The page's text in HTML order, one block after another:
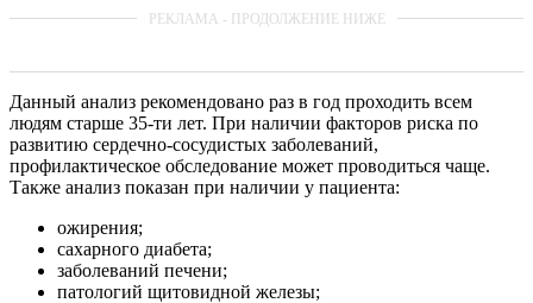
Данный анализ рекомендовано раз в год проходить всем
людям старше 35-ти лет. При наличии факторов риска по
развитию сердечно-сосудистых заболеваний,
профилактическое обследование может проводиться чаще.
Также анализ показан при наличии у пациента:
ожирения;
сахарного диабета;
заболеваний печени;
патологий щитовидной железы;